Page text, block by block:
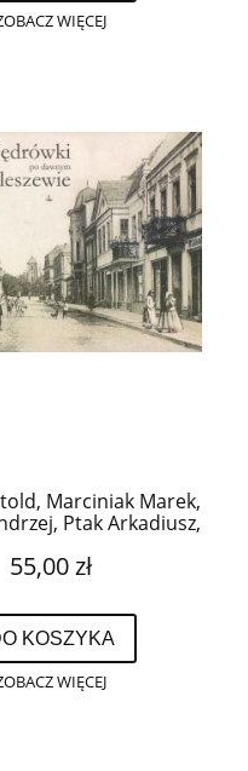
WIĘCEJ
Marciniak Marek,
Ptak Arkadiusz,
Pleszewie.
55,00 zł
KOSZYKA
WIĘCEJ